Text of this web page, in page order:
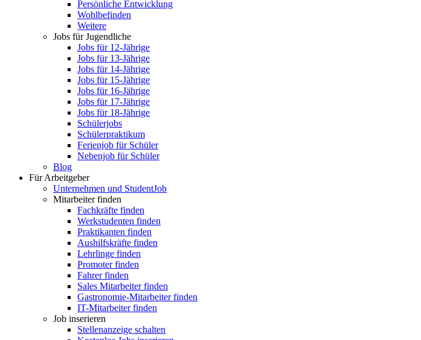
Persönliche Entwicklung
Wohlbefinden
Weitere
Jobs für Jugendliche
Jobs für 12-Jährige
Jobs für 13-Jährige
Jobs für 14-Jährige
Jobs für 15-Jährige
Jobs für 16-Jährige
Jobs für 17-Jährige
Jobs für 18-Jährige
Schülerjobs
Schülerpraktikum
Ferienjob für Schüler
Nebenjob für Schüler
Blog
Für Arbeitgeber
Unternehmen und StudentJob
Mitarbeiter finden
Fachkräfte finden
Werkstudenten finden
Praktikanten finden
Aushilfskräfte finden
Lehrlinge finden
Promoter finden
Fahrer finden
Sales Mitarbeiter finden
Gastronomie-Mitarbeiter finden
IT-Mitarbeiter finden
Job inserieren
Stellenanzeige schalten